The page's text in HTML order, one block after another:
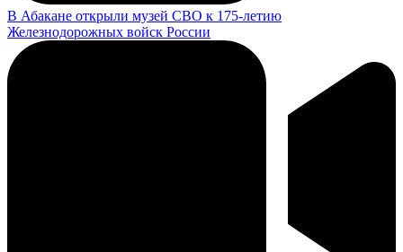
В Абакане открыли музей СВО к 175-летию
Железнодорожных войск России